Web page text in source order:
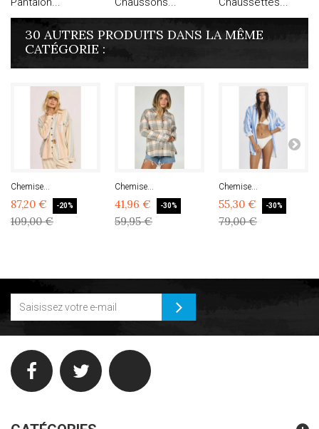
30 AUTRES PRODUITS DANS LA MÊME
CATÉGORIE :
Chemise...
87,20 € -20%
109,00 €
Chemise...
41,96 € -30%
59,95 €
Chemise...
55,30 € -30%
79,00 €